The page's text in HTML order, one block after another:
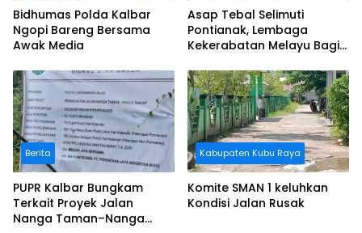
Bidhumas Polda Kalbar
Ngopi Bareng Bersama
Awak Media
Asap Tebal Selimuti
Pontianak, Lembaga
Kekerabatan Melayu Bagi
Berita
PUPR Kalbar Bungkam
Terkait Proyek Jalan
Nanga Taman–Nanga
Kabupaten Kubu Raya
Komite SMAN 1 keluhkan
Kondisi Jalan Rusak